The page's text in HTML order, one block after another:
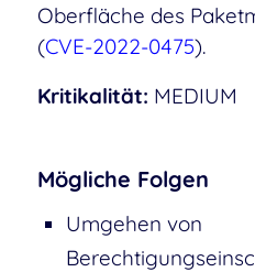
Oberfläche des
(CVE-2022-0475).
Kritikalität: MEDIUM
Mögliche Folgen
Umgehen von